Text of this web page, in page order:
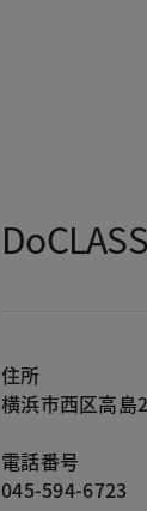
住所
横浜市西区高島
電話番号
045-594-6723